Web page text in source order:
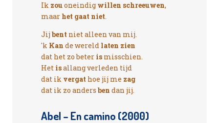
Ik zouoneindig willen schreeuwen,
maarhet gaat niet.
Jij bent niet alleen van mij.
'k Kan de wereldlaten zien
dat het zo beteris misschien.
Hetisallang verleden tijd
dat ik vergat hoe jij me zag
dat ik zo anders ben dan jij.
Abel – En camino (2000)